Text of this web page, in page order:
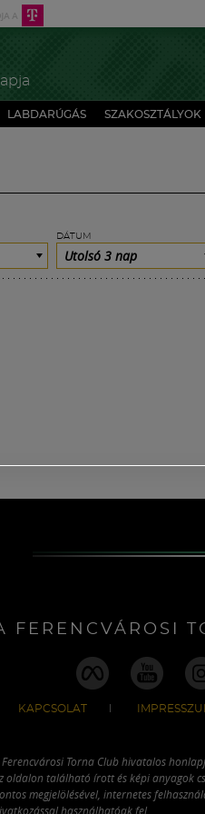
LABDARÚGÁS SZAKOSZTÁLYOK
DÁTUM
Utolsó 3 nap
FERENCVÁROSI
KAPCSOLAT
Ferencvárosi Torna Club hivatalos
oldalon található írott és képi anyagok
megjelölésével, internetes
használhatóak fel.